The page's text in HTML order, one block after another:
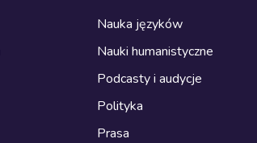
Nauka języków
Nauki humanistyczne
Podcasty i audycje
Polityka
Prasa